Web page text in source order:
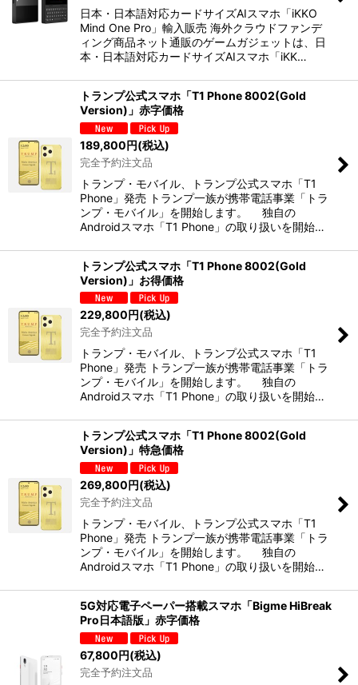
日本・日本語対応カードサイズAIスマホ「iKKO
Mind One Pro」輸入販売 海外クラウドファンデ
ィング商品ネット通販のゲームガジェットは、日
本・日本語対応カードサイズAIスマホ「iKK…
トランプ公式スマホ「T1 Phone 8002(Gold
Version)」赤字価格
189,800円(税込)
完全予約注文品
トランプ・モバイル、トランプ公式スマホ「T1
Phone」発売 トランプ一族が携帯電話事業「トラ
ンプ・モバイル」を開始します。 独自の
Androidスマホ「T1 Phone」の取り扱いを開始…
トランプ公式スマホ「T1 Phone 8002(Gold
Version)」お得価格
229,800円(税込)
完全予約注文品
トランプ・モバイル、トランプ公式スマホ「T1
Phone」発売 トランプ一族が携帯電話事業「トラ
ンプ・モバイル」を開始します。 独自の
Androidスマホ「T1 Phone」の取り扱いを開始…
トランプ公式スマホ「T1 Phone 8002(Gold
Version)」特急価格
269,800円(税込)
完全予約注文品
トランプ・モバイル、トランプ公式スマホ「T1
Phone」発売 トランプ一族が携帯電話事業「トラ
ンプ・モバイル」を開始します。 独自の
Androidスマホ「T1 Phone」の取り扱いを開始…
5G対応電子ペーパー搭載スマホ「Bigme HiBreak
Pro日本語版」赤字価格
67,800円(税込)
完全予約注文品